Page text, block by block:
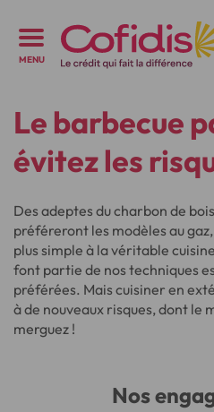
MENU
Le barbecue
évitez les
Des adeptes du charbon de
préféreront les modèles au
plus simple à la véritable
font partie de nos techniques
préférées. Mais cuisiner en
à de nouveaux risques, dont le
merguez !
Nos